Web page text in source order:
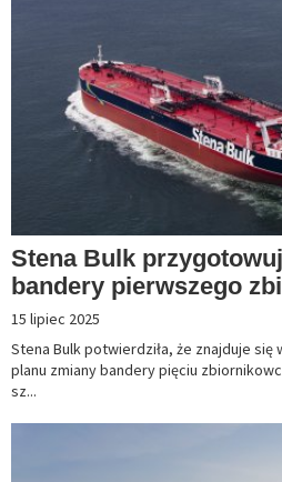
Stena Bulk
bandery pierwszego
15 lipiec 2025
Stena Bulk potwierdziła, że znajduje
planu zmiany bandery pięciu
sz...